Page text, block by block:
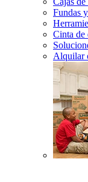
Fundas
Cinta de
Alquilar